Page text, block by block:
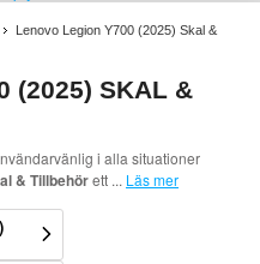
Lenovo Legion Y700 (2025) Skal &
(2025) SKAL &
i alla situationer
& Tillbehörett ... Läs mer